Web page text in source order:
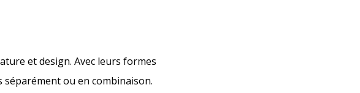
et design. Avec leurs formes
ou en combinaison.